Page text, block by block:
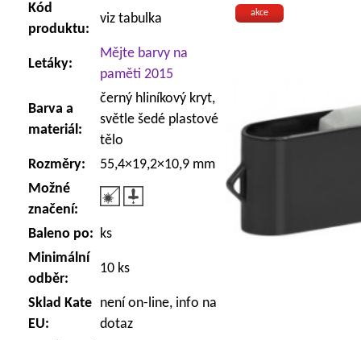
akce
Kód
produktu:
viz tabulka
Letáky:
Mějte barvy na
paměti 2015
Barva a
materiál:
černý hliníkový kryt,
světle šedé plastové
tělo
Rozměry:
55,4×19,2×10,9 mm
Možné
značení:
Baleno po: ks
Minimální
odběr:
10 ks
Sklad Kate
EU:
není on-line, info na
dotaz